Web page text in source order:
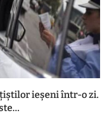
ieșeni într-o zi.